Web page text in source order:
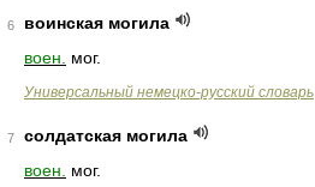
6
воинская могила
воен.
мог.
Универсальный немецко-русский словарь
7
солдатская могила
воен.
мог.